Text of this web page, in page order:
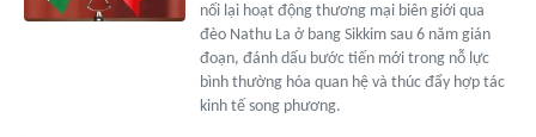
nối lại hoạt động thương mại biên giới qua
đèo Nathu La ở bang Sikkim sau 6 năm gián
đoạn, đánh dấu bước tiến mới trong nỗ lực
bình thường hóa quan hệ và thúc đẩy hợp tác
kinh tế song phương.